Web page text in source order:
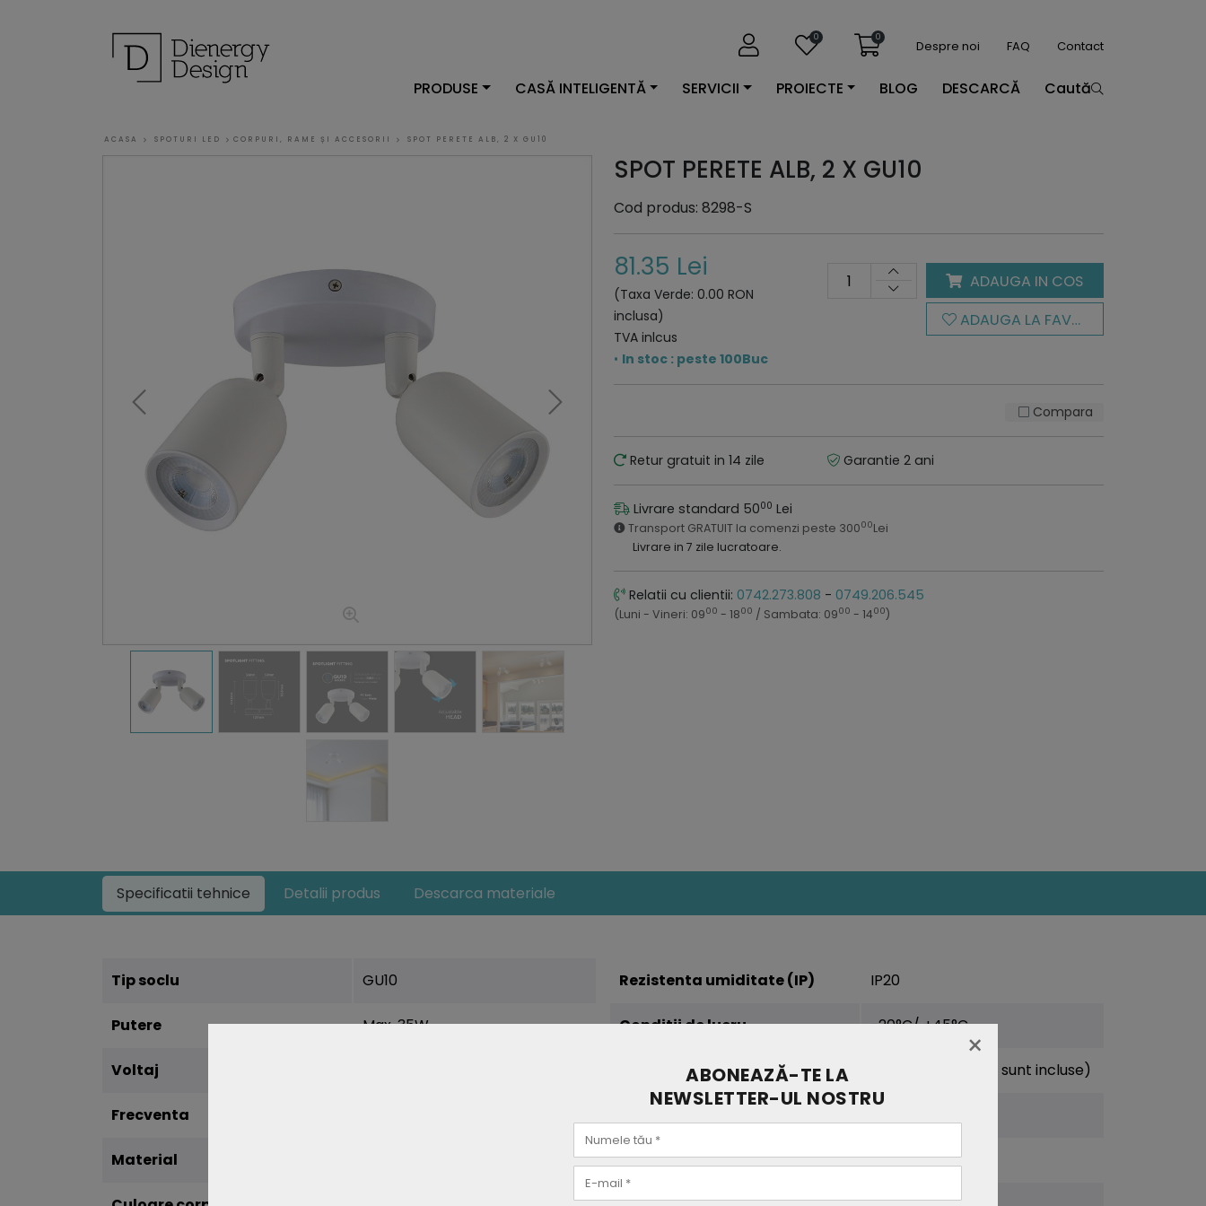
0 0
Despre noi FAQ Contact
PRODUSE CASĂ INTELIGENTĂ SERVICII PROIECTE BLOG DESCARCĂ Caută
ACASA SPOTURI LED CORPURI, RAME ȘI ACCESORII SPOT PERETE ALB, 2 X GU10
SPOT PERETE ALB, 2 X GU10
Cod produs: 8298-S
81.35 Lei
(Taxa Verde: 0.00 RON
inclusa)
TVA inlcus
• In stoc : peste 100Buc
ADAUGA IN COS
ADAUGA LA FAVORITE
Compara
Retur gratuit in 14 zile Garantie 2 ani
Livrare standard 5000 Lei
Transport GRATUIT la comenzi peste 30000Lei
Livrare in 7 zile lucratoare.
Relatii cu clientii: 0742.273.808 - 0749.206.545
(Luni - Vineri: 0900 - 1800 / Sambata: 0900 - 1400)
Specificatii tehnice Detalii produs Descarca materiale
Tip soclu GU10
Putere Max. 35W
Voltaj
Frecventa
Material
Rezistenta umiditate (IP) IP20
Conditii de lucru -20°C/ +45°C
Compatibilitatea 2xGU10 (Becuri NU sunt incluse)
Greutate (kg) 0.256
×
ABONEAZĂ-TE LA
NEWSLETTER-UL NOSTRU